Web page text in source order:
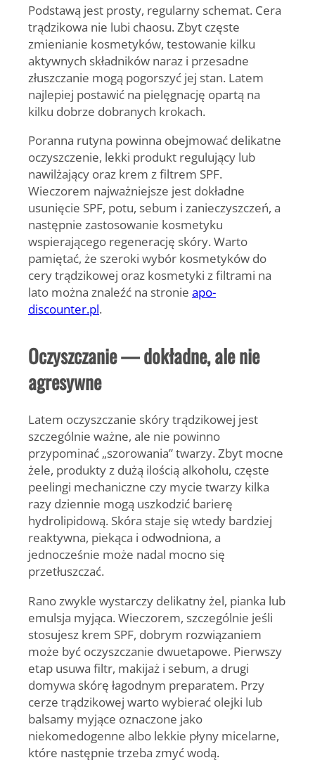
Podstawą jest prosty, regularny schemat. Cera
trądzikowa nie lubi chaosu. Zbyt częste
zmienianie kosmetyków, testowanie kilku
aktywnych składników naraz i przesadne
złuszczanie mogą pogorszyć jej stan. Latem
najlepiej postawić na pielęgnację opartą na
kilku dobrze dobranych krokach.
Poranna rutyna powinna obejmować delikatne
oczyszczenie, lekki produkt regulujący lub
nawilżający oraz krem z filtrem SPF.
Wieczorem najważniejsze jest dokładne
usunięcie SPF, potu, sebum i zanieczyszczeń, a
następnie zastosowanie kosmetyku
wspierającego regenerację skóry. Warto
pamiętać, że szeroki wybór kosmetyków do
cery trądzikowej oraz kosmetyki z filtrami na
lato można znaleźć na stronie apo-
discounter.pl.
Oczyszczanie — dokładne, ale nie
agresywne
Latem oczyszczanie skóry trądzikowej jest
szczególnie ważne, ale nie powinno
przypominać „szorowania” twarzy. Zbyt mocne
żele, produkty z dużą ilością alkoholu, częste
peelingi mechaniczne czy mycie twarzy kilka
razy dziennie mogą uszkodzić barierę
hydrolipidową. Skóra staje się wtedy bardziej
reaktywna, piekąca i odwodniona, a
jednocześnie może nadal mocno się
przetłuszczać.
Rano zwykle wystarczy delikatny żel, pianka lub
emulsja myjąca. Wieczorem, szczególnie jeśli
stosujesz krem SPF, dobrym rozwiązaniem
może być oczyszczanie dwuetapowe. Pierwszy
etap usuwa filtr, makijaż i sebum, a drugi
domywa skórę łagodnym preparatem. Przy
cerze trądzikowej warto wybierać olejki lub
balsamy myjące oznaczone jako
niekomedogenne albo lekkie płyny micelarne,
które następnie trzeba zmyć wodą.